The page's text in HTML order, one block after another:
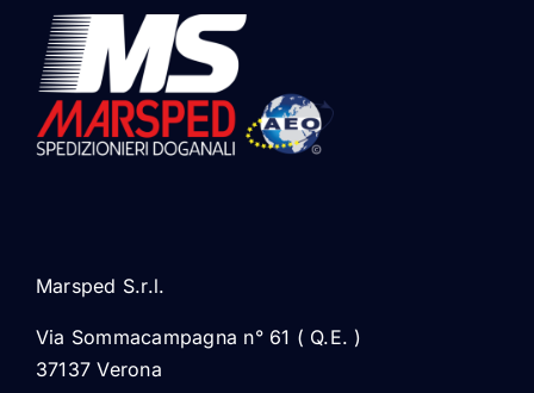
Marsped S.r.l.
Via Sommacampagna n° 61 ( Q.E. )
37137 Verona